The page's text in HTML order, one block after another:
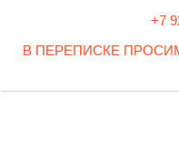
+7
В ПЕРЕПИСКЕ